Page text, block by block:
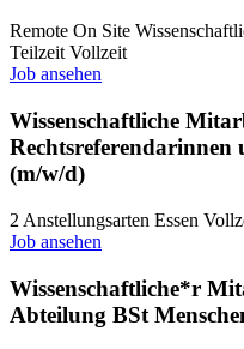
Remote On Site
Teilzeit Vollzeit
Job ansehen
Wissenschaftliche
Rechtsreferendarinnen
(m/w/d)
2 Anstellungsarten Essen
Job ansehen
Wissenschaftliche*r
Abteilung BSt